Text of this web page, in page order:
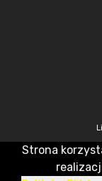
Strona